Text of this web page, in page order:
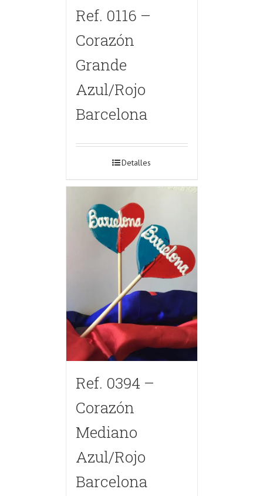
Ref. 0116 –
Corazón
Grande
Azul/Rojo
Barcelona
Detalles
Ref. 0394 –
Corazón
Mediano
Azul/Rojo
Barcelona